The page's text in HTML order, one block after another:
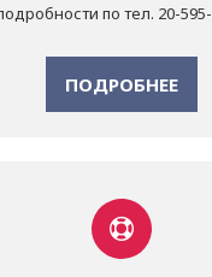
по тел. 20-
ПОДРОБНЕЕ